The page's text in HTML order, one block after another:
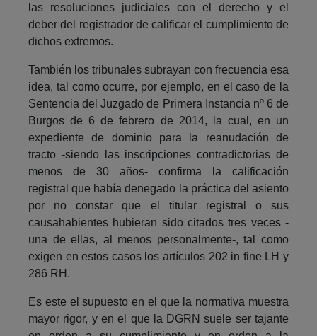
las resoluciones judiciales con el derecho y el
deber del registrador de calificar el cumplimiento de
dichos extremos.
También los tribunales subrayan con frecuencia esa
idea, tal como ocurre, por ejemplo, en el caso de la
Sentencia del Juzgado de Primera Instancia nº 6 de
Burgos de 6 de febrero de 2014, la cual, en un
expediente de dominio para la reanudación de
tracto -siendo las inscripciones contradictorias de
menos de 30 años- confirma la calificación
registral que había denegado la práctica del asiento
por no constar que el titular registral o sus
causahabientes hubieran sido citados tres veces -
una de ellas, al menos personalmente-, tal como
exigen en estos casos los artículos 202 in fine LH y
286 RH.
Es este el supuesto en el que la normativa muestra
mayor rigor, y en el que la DGRN suele ser tajante